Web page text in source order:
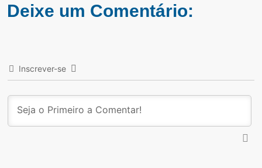
Deixe um Comentário:
Inscrever-se